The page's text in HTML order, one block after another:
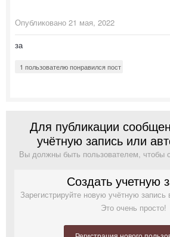
Опубликовано 21 мая, 2022
за
1 пользователю понравился пост
Для публикации
учётную запись или
Вы должны быть пользователем, чтобы
Создать учетную
Зарегистрируйте новую учётную
Это очень просто!